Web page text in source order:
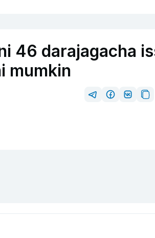
46 darajagacha
mumkin